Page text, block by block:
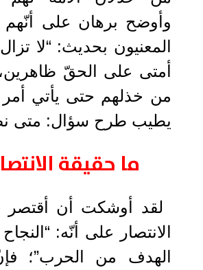
وأوضح برهان على أنّهم
المعنيون بحديث: “لا
أمتى على الحقّ
من خذلهم حتى يأتي أمر
يطيب طرح سؤال: متى
ما حقيقة
لقد أوشكت أن
الانتصار على أنّه:
الهدف من الحرب”؛